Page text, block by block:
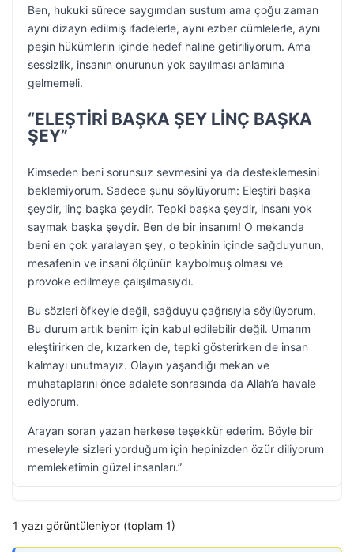
Ben, hukuki sürece saygımdan sustum ama çoğu zaman
aynı dizayn edilmiş ifadelerle, aynı ezber cümlelerle, aynı
peşin hükümlerin içinde hedef haline getiriliyorum. Ama
sessizlik, insanın onurunun yok sayılması anlamına
gelmemeli.
“ELEŞTİRİ BAŞKA ŞEY LİNÇ BAŞKA
ŞEY”
Kimseden beni sorunsuz sevmesini ya da desteklemesini
beklemiyorum. Sadece şunu söylüyorum: Eleştiri başka
şeydir, linç başka şeydir. Tepki başka şeydir, insanı yok
saymak başka şeydir. Ben de bir insanım! O mekanda
beni en çok yaralayan şey, o tepkinin içinde sağduyunun,
mesafenin ve insani ölçünün kaybolmuş olması ve
provoke edilmeye çalışılmasıydı.
Bu sözleri öfkeyle değil, sağduyu çağrısıyla söylüyorum.
Bu durum artık benim için kabul edilebilir değil. Umarım
eleştirirken de, kızarken de, tepki gösterirken de insan
kalmayı unutmayız. Olayın yaşandığı mekan ve
muhataplarını önce adalete sonrasında da Allah’a havale
ediyorum.
Arayan soran yazan herkese teşekkür ederim. Böyle bir
meseleyle sizleri yorduğum için hepinizden özür diliyorum
memleketimin güzel insanları.”
1 yazı görüntüleniyor (toplam 1)